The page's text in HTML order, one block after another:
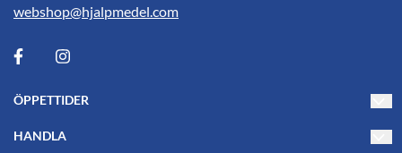
webshop@hjalpmedel.com
ÖPPETTIDER
Fredag 10-15
HANDLA